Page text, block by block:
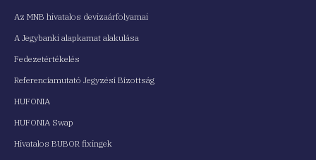
Az MNB hivatalos devizaárfolyamai
A Jegybanki alapkamat alakulása
Fedezetértékelés
Referenciamutató Jegyzési Bizottság
HUFONIA
HUFONIA Swap
Hivatalos BUBOR fixingek